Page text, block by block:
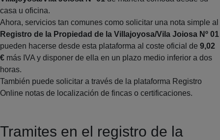
casa u oficina.
Ahora, servicios tan comunes como solicitar una nota simple al
Registro de la Propiedad de la Villajoyosa/Vila Joiosa Nº 01
pueden hacerse desde esta plataforma al coste oficial de 9,02
€ más IVA y disponer de ella en un plazo medio inferior a dos
horas.
También puede solicitar a través de la plataforma Registro
Online notas de localización de fincas o certificaciones.
Tramites en el registro de la